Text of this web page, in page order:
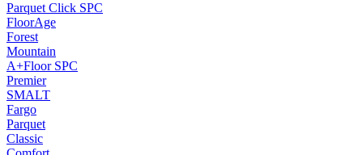
Parquet Click SPC
FloorAge
Forest
Mountain
A+Floor SPC
Premier
SMALT
Fargo
Parquet
Classic